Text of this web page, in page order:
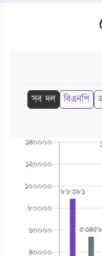
সব দল বিএনপি